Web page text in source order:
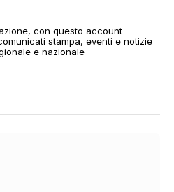
con questo account
stampa, eventi e notizie
e nazionale